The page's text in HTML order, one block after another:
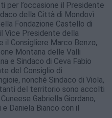
per l’occasione il Presidente
della Città di Mondovì
Fondazione Castello di
Vice Presidente della
il Consigliere Marco Benzo,
Montana delle Valli
e Sindaco di Ceva Fabio
del Consiglio di
nonché Sindaco di Viola,
del territorio sono accolti
Gabriella Giordano,
Daniela Bianco con il